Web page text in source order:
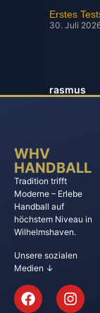
Erstes
30. Juli
rasmus
WHV
HANDBALL
Tradition trifft
Moderne – Erlebe
Handball auf
höchstem Niveau in
Wilhelmshaven.
Unsere sozialen
Medien ↓